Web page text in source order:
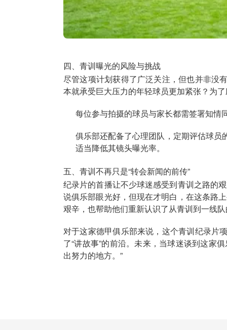
四、青训曝光的风险与挑战
尽管这项计划获得了广泛关注，但也并非没
本就承受巨大压力的年轻球员更加紧张？为
每位参与拍摄的球员与家长都需签署知情
俱乐部还配备了心理团队，定期评估球
适当降低其镜头曝光率。
五、青训不再只是“转会新闻的前传”
纪录片的首播让不少球迷感受到青训之路的
说俱乐部眼光好，但现在才明白，在这条路
艰辛，也帮助他们重新认识了从青训到一线
对于这家德甲俱乐部来说，这个青训纪录片
了“讲故事”的前沿。未来，当球迷谈到这家
出努力的地方。”